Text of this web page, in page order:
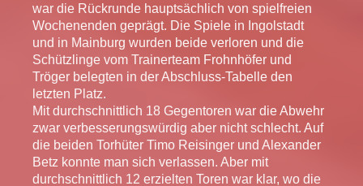
war die Rückrunde hauptsächlich von spielfreien
Wochenenden geprägt. Die Spiele in Ingolstadt
und in Mainburg wurden beide verloren und die
Schützlinge vom Trainerteam Frohnhöfer und
Tröger belegten in der Abschluss-Tabelle den
letzten Platz.
Mit durchschnittlich 18 Gegentoren war die Abwehr
zwar verbesserungswürdig aber nicht schlecht. Auf
die beiden Torhüter Timo Reisinger und Alexander
Betz konnte man sich verlassen. Aber mit
durchschnittlich 12 erzielten Toren war klar, wo die